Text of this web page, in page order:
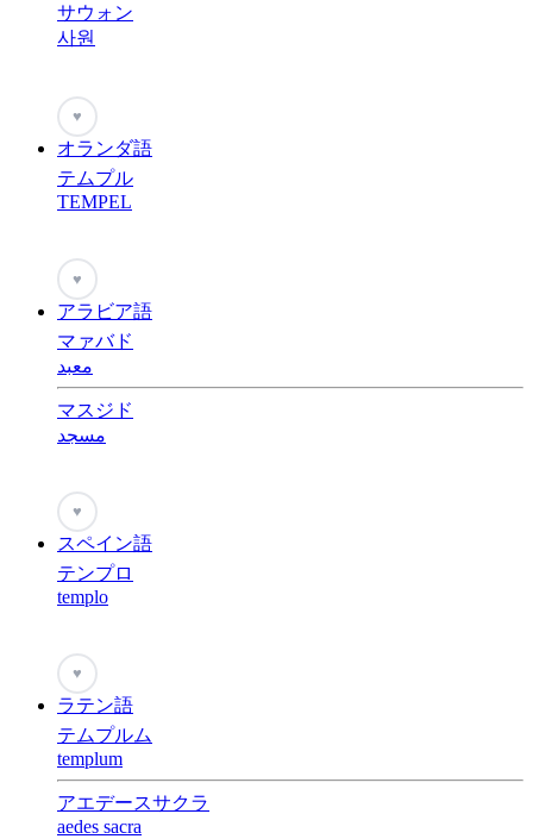
サウォン
사원
♥
オランダ語
テムプル
TEMPEL
♥
アラビア語
マァバド
معبد
マスジド
مسجد
♥
スペイン語
テンプロ
templo
♥
ラテン語
テムプルム
templum
アエデースサクラ
aedes sacra